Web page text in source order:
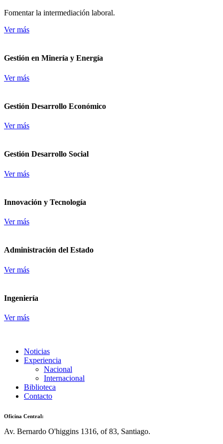
Fomentar la intermediación laboral.
Ver más
Gestión en Minería y Energía
Ver más
Gestión Desarrollo Económico
Ver más
Gestión Desarrollo Social
Ver más
Innovación y Tecnología
Ver más
Administración del Estado
Ver más
Ingeniería
Ver más
Noticias
Experiencia
Nacional
Internacional
Biblioteca
Contacto
Oficina Central:
Av. Bernardo O'higgins 1316, of 83, Santiago.